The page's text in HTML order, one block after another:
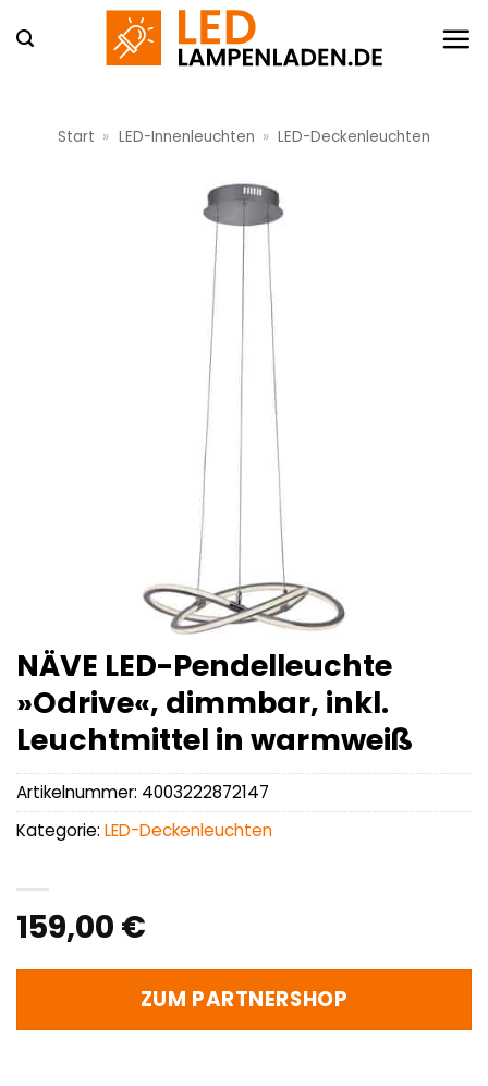
Inhalt
Start » LED-Innenleuchten » LED-Deckenleuchten
NÄVE LED-Pendelleuchte
»Odrive«, dimmbar, inkl.
Leuchtmittel in warmweiß
159,00 €
ZUM PARTNERSHOP
Artikelnummer: 4003222872147
Kategorie: LED-Deckenleuchten